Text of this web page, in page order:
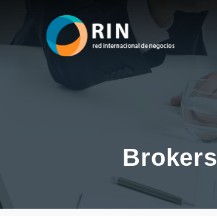
Brokers